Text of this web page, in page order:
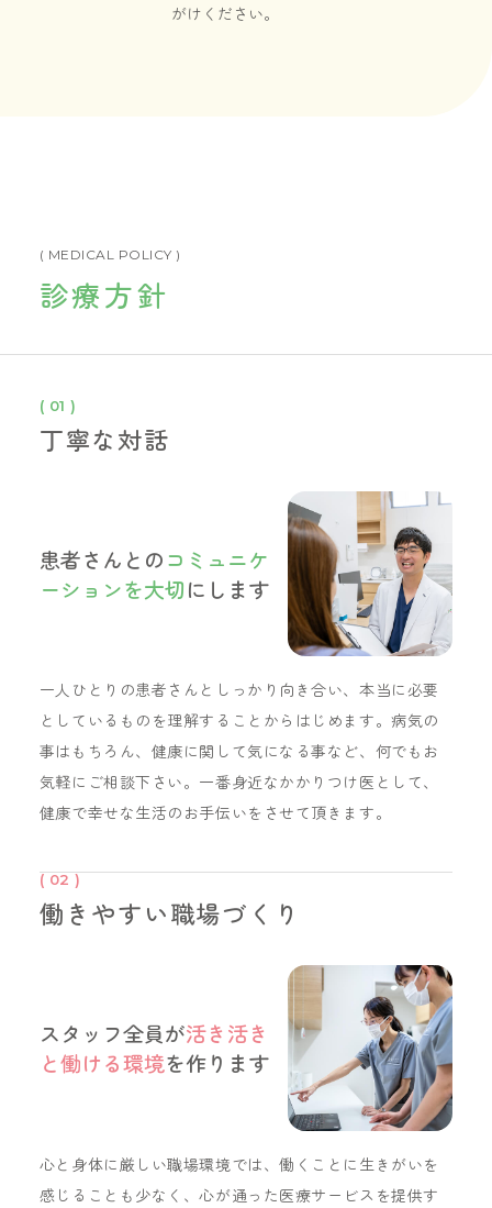
がけください。
( MEDICAL POLICY )
診療方針
( 01 )
丁寧な対話
患者さんとのコミュニケ
ーションを大切にします
一人ひとりの患者さんとしっかり向き合い、本当に必要
としているものを理解することからはじめます。病気の
事はもちろん、健康に関して気になる事など、何でもお
気軽にご相談下さい。一番身近なかかりつけ医として、
健康で幸せな生活のお手伝いをさせて頂きます。
( 02 )
働きやすい職場づくり
スタッフ全員が活き活き
と働ける環境を作ります
心と身体に厳しい職場環境では、働くことに生きがいを
感じることも少なく、心が通った医療サービスを提供す